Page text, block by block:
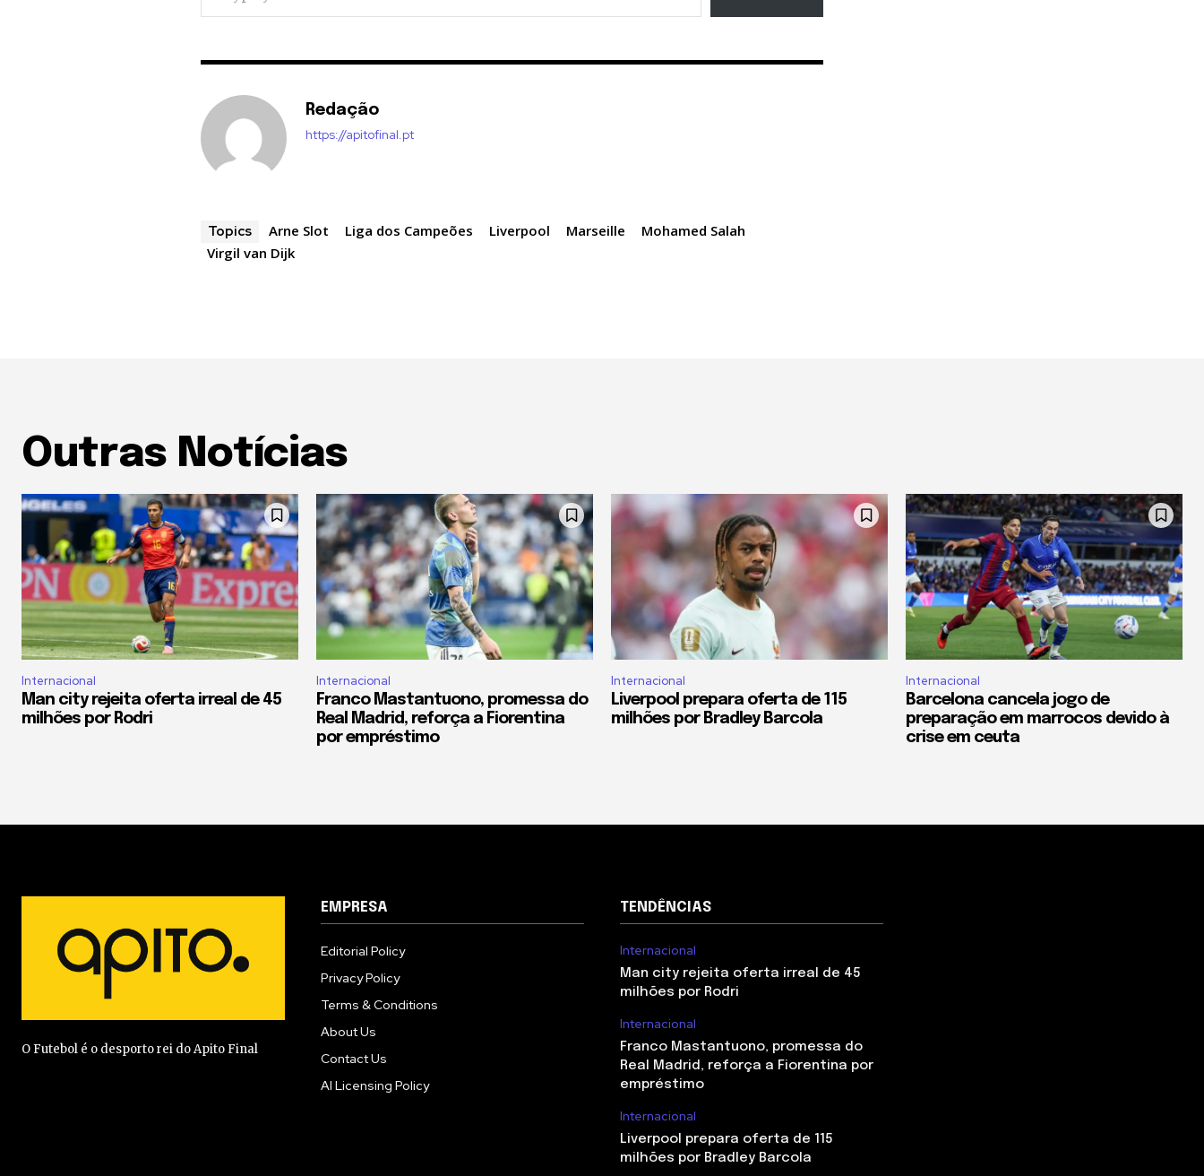
Redação
https://apitofinal.pt
Topics Arne Slot Liga dos Campeões Liverpool Marseille
Mohamed Salah
Virgil van Dijk
Outras Notícias
Internacional
Man city rejeita oferta irreal de 45
milhões por Rodri
Internacional
Franco Mastantuono, promessa do
Real Madrid, reforça a Fiorentina
por empréstimo
Internacional
Liverpool prepara oferta de 115
milhões por Bradley Barcola
Internacional
Barcelona cancela jogo de
preparação em marrocos devido à
crise em ceuta
O Futebol é o desporto rei do Apito Final
EMPRESA
Editorial Policy
Privacy Policy
Terms & Conditions
About Us
Contact Us
AI Licensing Policy
TENDÊNCIAS
Internacional
Man city rejeita oferta irreal de 45
milhões por Rodri
Internacional
Franco Mastantuono, promessa do
Real Madrid, reforça a Fiorentina por
empréstimo
Internacional
Liverpool prepara oferta de 115
milhões por Bradley Barcola